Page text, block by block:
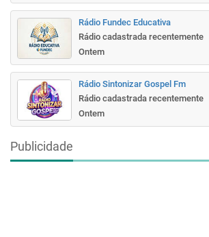
Rádio Fundec Educativa
Rádio cadastrada recentemente
Ontem
Rádio Sintonizar Gospel Fm
Rádio cadastrada recentemente
Ontem
Publicidade